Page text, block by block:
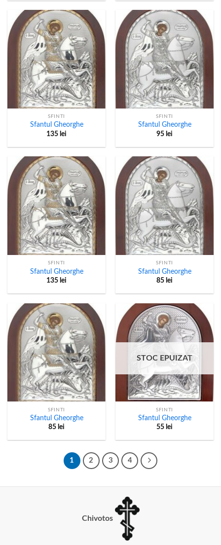
SFINTI
Sfantul Gheorghe
135 lei
SFINTI
Sfantul Gheorghe
95 lei
SFINTI
Sfantul Gheorghe
135 lei
SFINTI
Sfantul Gheorghe
85 lei
SFINTI
Sfantul Gheorghe
85 lei
STOC EPUIZAT
SFINTI
Sfantul Gheorghe
55 lei
1 2 3 4
Chivotos